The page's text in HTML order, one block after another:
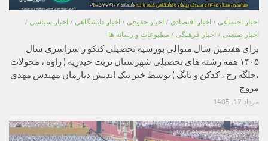
اخبار اجتماعی / اخبار اقتصادی / اخبار حقوقی / اخبار دانشگاهی / اخبار سیاسی /
اخبار صنعتی / اخبار فرهنگی / مطبوعات و رسانه ها
برای هفتمین سال متوالی بورسیه تحصیلی کنکو ر سراسری سال
۱۴۰۵ همه رشته های تحصیلی شهرستان تربت حیدریه ( زاوه ، محولات
،جلگه رخ ، کدکن و بایگ ) توسط خیر نیک اندیش دیارمان مهندس مهدی
مروج
مرداد 17, 1405